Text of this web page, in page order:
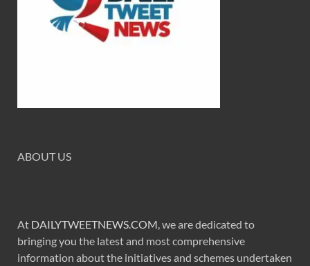
ABOUT US
At DAILYTWEETNEWS.COM , we are dedicated to
bringing you the latest and most comprehensive
information about the initiatives and schemes undertaken